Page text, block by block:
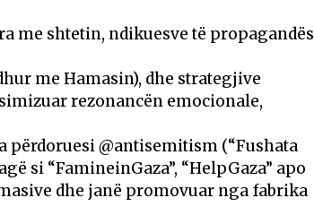
me shtetin, ndikuesve të propagandës
me Hamasin), dhe strategjive
rezonancën emocionale,
@antisemitism (“Fushata
si “FamineinGaza”, “HelpGaza” apo
dhe janë promovuar nga fabrika